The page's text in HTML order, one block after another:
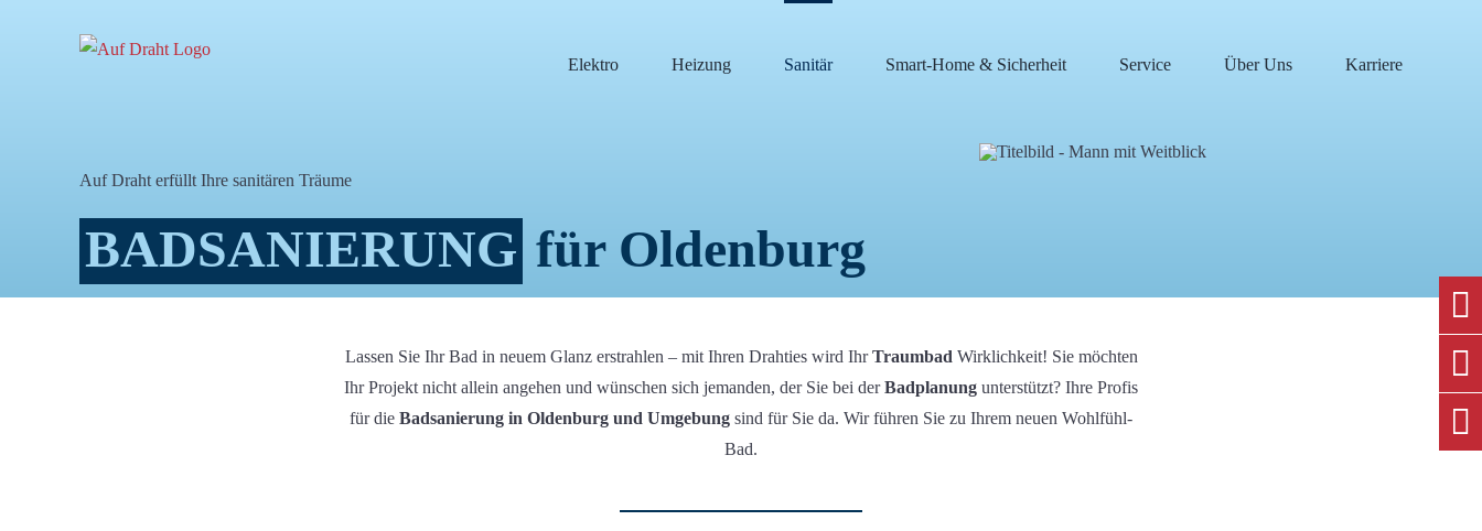
Elektro Heizung Sanitär Smart-Home & Sicherheit Service Über Uns Karriere
Auf Draht erfüllt Ihre sanitären Träume
BADSANIERUNG für Oldenburg
Lassen Sie Ihr Bad in neuem Glanz erstrahlen – mit Ihren Drahties wird IhrTraumbad Wirklichkeit! Sie möchten
Ihr Projekt nicht allein angehen und wünschen sich jemanden, der Sie bei derBadplanung unterstützt? Ihre Profis
für die Badsanierung in Oldenburg und Umgebung sind für Sie da. Wir führen Sie zu Ihrem neuen Wohlfühl-
Bad.